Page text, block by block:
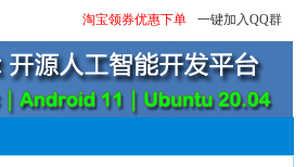
淘宝领券优惠下单 一键加入QQ群